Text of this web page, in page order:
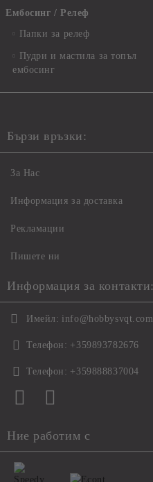
Ембосинг / Релеф
Папки за релеф
Пудри и мастила за топъл
ембосинг
Бързи връзки:
За Нас
Информация за доставка
Рекламации
Пишете ни
Информация за контакти:
Имейл: info@hobbysvqt.com
Телефон: +359893782676
Телефон: +359888837004
Ние работим с